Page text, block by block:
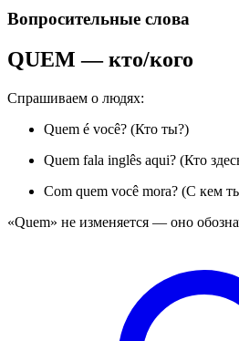
Вопросительные слова
QUEM — кто/кого
Спрашиваем о людях:
Quem é você? (Кто ты?)
Quem fala inglês aqui? (Кто
Com quem você mora? (С кем
«Quem» не изменяется — оно